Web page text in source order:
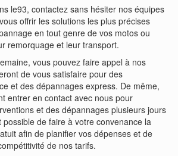
le93, contactez sans hésiter nos équipes
offrir les solutions les plus précises
en tout genre de vos motos ou
remorquage et leur transport.
vous pouvez faire appel à nos
de vous satisfaire pour des
et des dépannages express. De même,
entrer en contact avec nous pour
et des dépannages plusieurs jours
de faire à votre convenance la
afin de planifier vos dépenses et de
de nos tarifs.